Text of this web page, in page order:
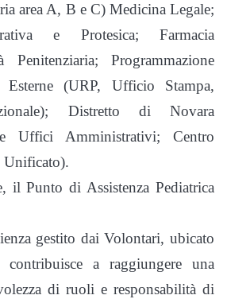
area A, B e C) Medicina Legale;
e Protesica; Farmacia
Penitenziaria; Programmazione
(URP, Ufficio Stampa,
Distretto di Novara
Uffici Amministrativi; Centro
Unificato).
il Punto di Assistenza Pediatrica
gestito dai Volontari, ubicato
a raggiungere una
di ruoli e responsabilità di